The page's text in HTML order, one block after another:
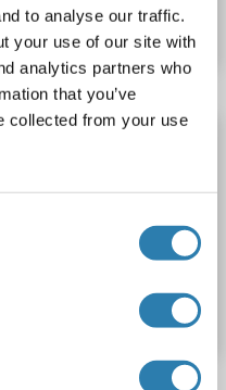
to analyse our traffic.
your use of our site with
analytics partners who
that you’ve
collected from your use
Details